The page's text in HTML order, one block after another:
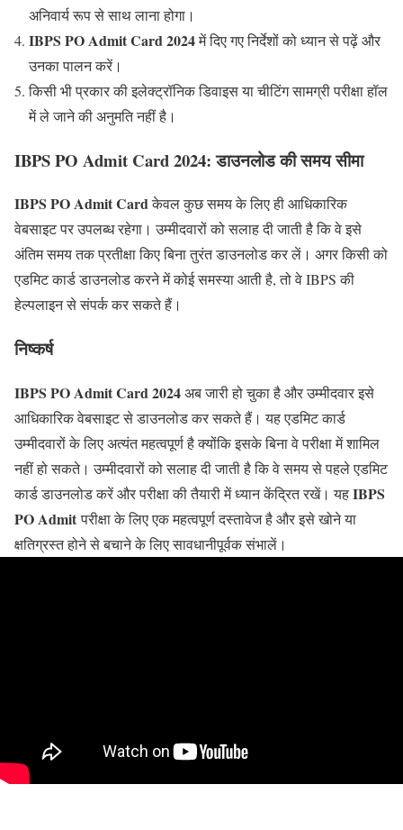
अनिवार्य रूप से साथ लाना होगा।
IBPS PO Admit Card 2024में दिए गए निर्देशों को ध्यान से पढ़ें और
उनका पालन करें।
किसी भी प्रकार की इलेक्ट्रॉनिक डिवाइस या चीटिंग सामग्री परीक्षा हॉल
में ले जाने की अनुमति नहीं है।
IBPS PO Admit Card 2024: डाउनलोड की समय सीमा
IBPS PO Admit Cardकेवल कुछ समय के लिए ही आधिकारिक
वेबसाइट पर उपलब्ध रहेगा। उम्मीदवारों को सलाह दी जाती है कि वे इसे
अंतिम समय तक प्रतीक्षा किए बिना तुरंत डाउनलोड कर लें। अगर किसी को
एडमिट कार्ड डाउनलोड करने में कोई समस्या आती है, तो वे IBPS की
हेल्पलाइन से संपर्क कर सकते हैं।
निष्कर्ष
IBPS PO Admit Card 2024अब जारी हो चुका है और उम्मीदवार इसे
आधिकारिक वेबसाइट से डाउनलोड कर सकते हैं। यह एडमिट कार्ड
उम्मीदवारों के लिए अत्यंत महत्वपूर्ण है क्योंकि इसके बिना वे परीक्षा में शामिल
नहीं हो सकते। उम्मीदवारों को सलाह दी जाती है कि वे समय से पहले एडमिट
कार्ड डाउनलोड करें और परीक्षा की तैयारी में ध्यान केंद्रित रखें। यहIBPS
PO Admitपरीक्षा के लिए एक महत्वपूर्ण दस्तावेज है और इसे खोने या
क्षतिग्रस्त होने से बचाने के लिए सावधानीपूर्वक संभालें।